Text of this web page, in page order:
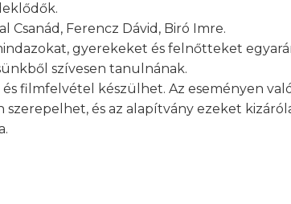
Csanád, Ferencz Dávid, Biró Imre.
gyerekeket és felnőtteket
szívesen tanulnának.
filmfelvétel készülhet. Az eseményen
és az alapítvány ezeket